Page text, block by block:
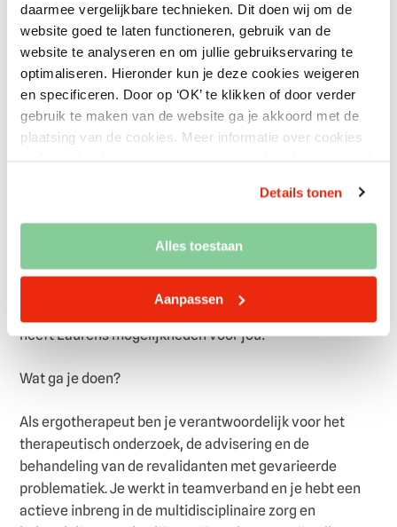
daarmee vergelijkbare technieken. Dit doen wij om de
website goed te laten functioneren, gebruik van de
website te analyseren en om jullie gebruikservaring te
optimaliseren. Hieronder kun je deze cookies weigeren
en specificeren. Door op ‘OK’ te klikken of door verder
gebruik te maken van de website ga je akkoord met de
plaatsing van de cookies. Meer informatie over cookies
Details tonen
Alles toestaan
Aanpassen
Behandeldiensten
24 – 32 uur Rotterdam HBO
Ergotherapeut Revalidatiezorg Intermezzo Zuid
Wij zijn op zoek naar een ergotherapeut voor 32 uur per
week ! Ben jij een ondernemende ergotherapeut die
graag wil werken in de geriatrische revalidatie? Dan
heeft Laurens mogelijkheden voor jou!
Wat ga je doen?
Als ergotherapeut ben je verantwoordelijk voor het
therapeutisch onderzoek, de advisering en de
behandeling van de revalidanten met gevarieerde
problematiek. Je werkt in teamverband en je hebt een
actieve inbreng in de multidisciplinaire zorg en